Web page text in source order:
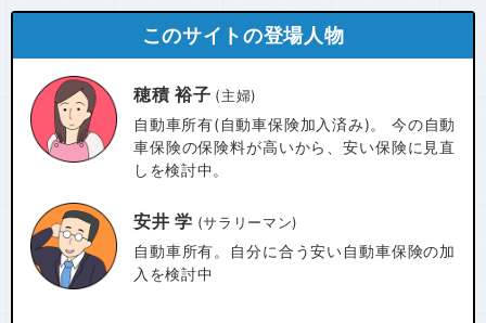
このサイトの登場人物
穂積 裕子 (主婦)
自動車所有(自動車保険加入済み)。 今の自動
車保険の保険料が高いから、安い保険に見直
しを検討中。
安井 学 (サラリーマン)
自動車所有。自分に合う安い自動車保険の加
入を検討中